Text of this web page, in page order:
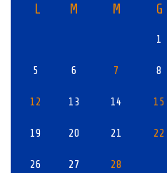
L M M G
1
5 6 7 8
12 13 14 15
19 20 21 22
26 27 28